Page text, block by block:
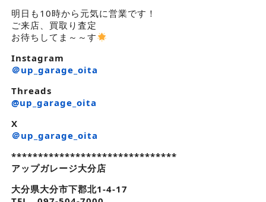
明日も10時から元気に営業です！
ご来店、買取り査定
お待ちしてま～～す
Instagram
＠up_garage_oita
Threads
@up_garage_oita
X
＠up_garage_oita
*******************************
アップガレージ大分店
大分県大分市下郡北1-4-17